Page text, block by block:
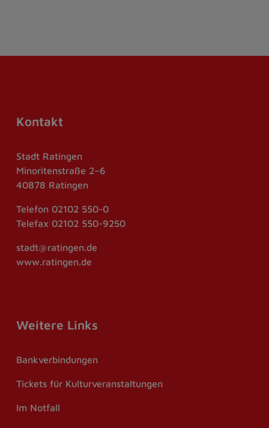
Kontakt
Stadt Ratingen
Minoritenstraße 2–6
40878 Ratingen
Telefon 02102 550-0
Telefax 02102 550-9250
stadt@ratingen.de
www.ratingen.de
Weitere Links
Bankverbindungen
Tickets für Kulturveranstaltungen
Im Notfall